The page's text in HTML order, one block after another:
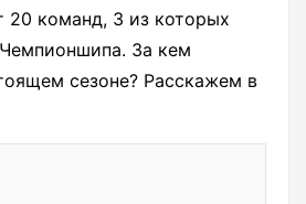
20 команд, 3 из которых
За кем
сезоне? Расскажем в